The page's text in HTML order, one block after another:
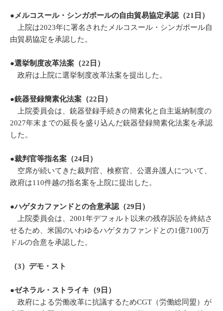
●メルコスール・シンガポールの自由貿易協定承認（21日）
上院は2023年に署名されたメルコスール・シンガポール自
由貿易協定を承認した。
●選挙制度改革法案（22日）
政府は上院に選挙制度改革法案を提出した。
●銃器登録簡素化法案（22日）
上院委員会は、銃器登録手続きの簡素化と自主返納制度の
2027年末までの延長を盛り込んだ銃器登録簡素化法案を承認
した。
●裁判官等指名案（24日）
空席が続いてきた裁判官、検察官、公選弁護人について、
政府は110件越の指名案を上院に提出した。
●ハゲタカファンドとの合意承認（29日）
上院委員会は、2001年デフォルト以来の残存訴訟を終結さ
せるため、米国のいわゆるハゲタカファンドとの1億7100万
ドルの合意を承認した。
（3）デモ・スト
●ゼネラル・ストライキ（9日）
政府による労働改革に抗議するためCGT（労働総同盟）が